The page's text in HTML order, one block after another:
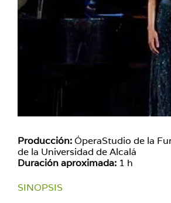
Producción:ÓperaStudio de la
de la Universidad de Alcalá
Duración aproximada: 1 h
SINOPSIS